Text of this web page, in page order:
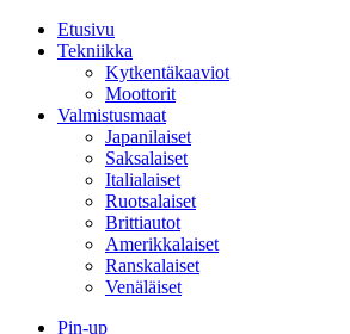
Etusivu
Tekniikka
Kytkentäkaaviot
Moottorit
Valmistusmaat
Japanilaiset
Saksalaiset
Italialaiset
Ruotsalaiset
Brittiautot
Amerikkalaiset
Ranskalaiset
Venäläiset
Pin-up